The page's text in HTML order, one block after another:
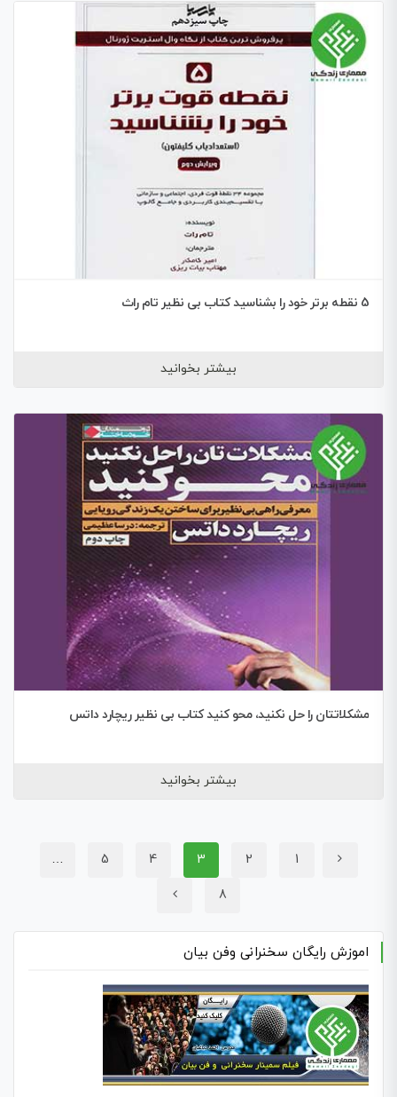
5 نقطه برتر خود را بشناسید کتاب بی نظیر تام راث
بیشتر بخوانید
مشکلاتتان را حل نکنید، محو کنید کتاب بی نظیر ریچارد داتس
بیشتر بخوانید
1
2
3
4
5
…
8
اموزش رایگان سخنرانی وفن بیان